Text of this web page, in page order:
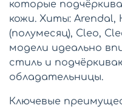
которые
кожи. Хиты: Arendal,
(полумесяц), Cleo,
модели идеально
стиль и
обладательницы.
Ключевые